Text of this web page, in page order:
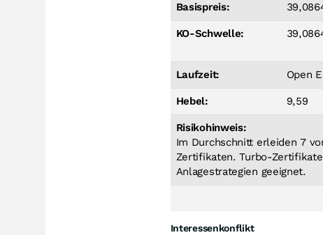
Basispreis:
KO-Schwelle:
Laufzeit: Open
Hebel: 9,59
Risikohinweis:
Im Durchschnitt erleiden 7
Zertifikaten. Turbo-
Anlagestrategien geeignet.
Interessenkonflikt